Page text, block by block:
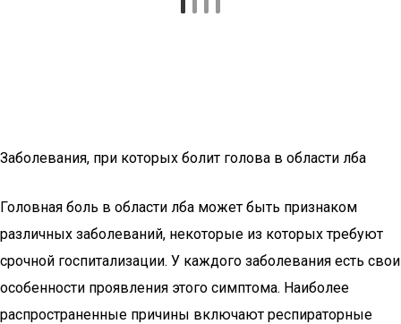
Заболевания, при которых болит голова в области лба
Головная боль в области лба может быть признаком
различных заболеваний, некоторые из которых требуют
срочной госпитализации. У каждого заболевания есть свои
особенности проявления этого симптома. Наиболее
распространенные причины включают респираторные